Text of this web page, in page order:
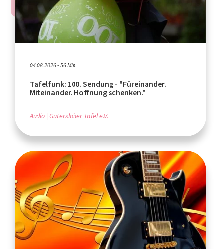
04.08.2026 - 56 Min.
Tafelfunk: 100. Sendung - "Füreinander.
Miteinander. Hoffnung schenken."
Audio Gütersloher Tafel e.V.